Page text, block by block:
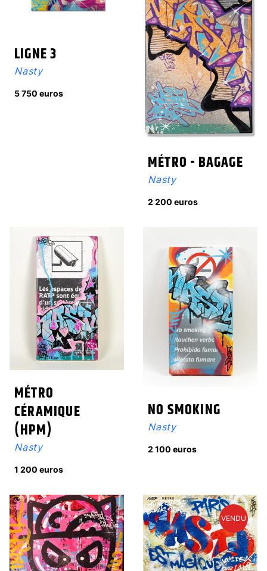
LIGNE 3
Nasty
5 750 euros
MÉTRO - BAGAGE
Nasty
2 200 euros
MÉTRO
CÉRAMIQUE
(HPM)
Nasty
1 200 euros
NO SMOKING
Nasty
2 100 euros
VENDU